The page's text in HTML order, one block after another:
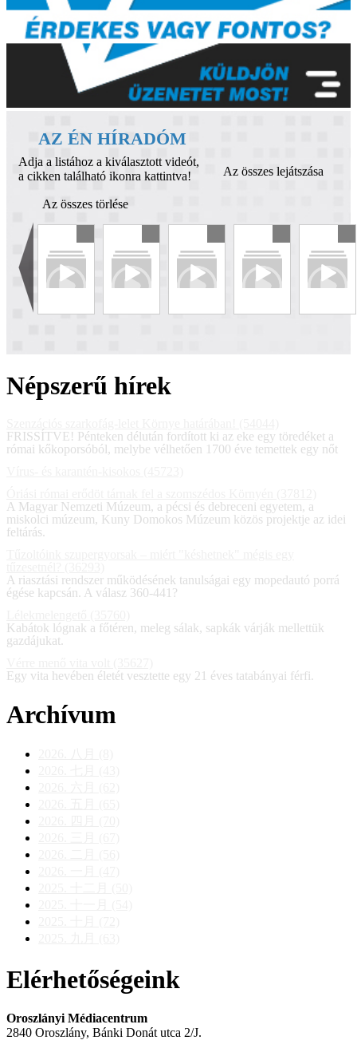
AZ ÉN HÍRADÓM
Adja a listához a kiválasztott videót,
a cikken található ikonra kattintva!
Az összes lejátszása
Az összes törlése
Népszerű hírek
FRISSÍTVE! Pénteken délután fordított ki az eke egy töredéket a
római kőkoporsóból, melybe vélhetően 1700 éve temettek egy nőt
A Magyar Nemzeti Múzeum, a pécsi és debreceni egyetem, a
miskolci múzeum, Kuny Domokos Múzeum közös projektje az idei
feltárás.
A riasztási rendszer működésének tanulságai egy mopedautó porrá
égése kapcsán. A válasz 360-441?
Kabátok lógnak a főtéren, meleg sálak, sapkák várják mellettük
gazdájukat.
Egy vita hevében életét vesztette egy 21 éves tatabányai férfi.
Archívum
Elérhetőségeink
Oroszlányi Médiacentrum
2840 Oroszlány, Bánki Donát utca 2/J.